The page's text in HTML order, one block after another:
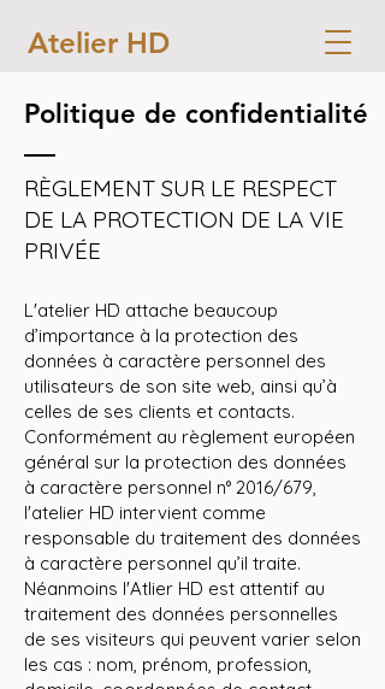
Atelier HD
Politique de confidentialité
RÈGLEMENT SUR LE RESPECT
DE LA PROTECTION DE LA VIE
PRIVÉE
L'atelier HD attache beaucoup
d’importance à la protection des
données à caractère personnel des
utilisateurs de son site web, ainsi qu’à
celles de ses clients et contacts.
Conformément au règlement européen
général sur la protection des données
à caractère personnel n° 2016/679,
l'atelier HD intervient comme
responsable du traitement des données
à caractère personnel qu’il traite.
Néanmoins l'Atlier HD est attentif au
traitement des données personnelles
de ses visiteurs qui peuvent varier selon
les cas : nom, prénom, profession,